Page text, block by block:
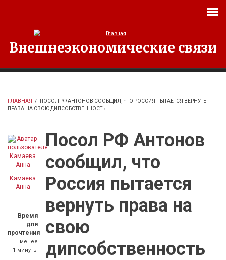
Внешнеэкономические связи
ГЛАВНАЯ /
ПОСОЛ РФ АНТОНОВ СООБЩИЛ, ЧТО РОССИЯ ПЫТАЕТСЯ ВЕРНУТЬ
ПРАВА НА СВОЮ ДИПСОБСТВЕННОСТЬ
Камаева
Анна
Время
для
прочтения
менее
1 минуты
Посол РФ Антонов
сообщил, что
Россия пытается
вернуть права на
свою
дипсобственность